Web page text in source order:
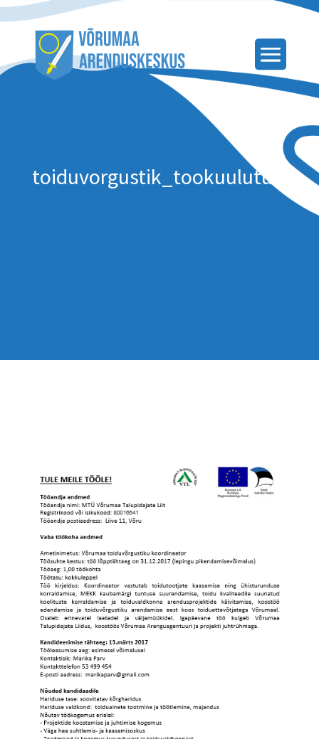
toiduvorgustik_tookuulutus